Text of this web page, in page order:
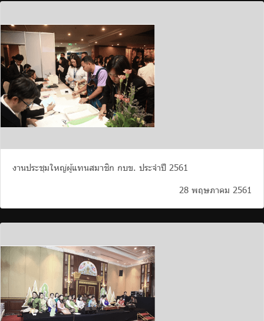
งานประชุมใหญ่ผู้แทนสมาชิก กบข. ประจำปี 2561
28 พฤษภาคม 2561